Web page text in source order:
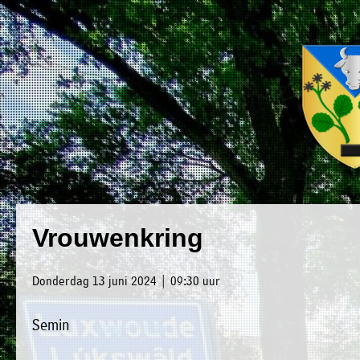
Vrouwenkring
Donderdag 13 juni 2024 | 09:30 uur
Semin
»
Home
»
Welkom
Nieuws
Luxwoude.net
website@luxwoude.net
Plaatselijk
belang
Op
dit
moment